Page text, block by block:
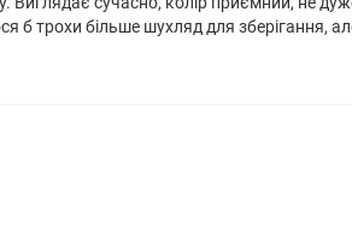
б трохи більше шухляд для зберігання,